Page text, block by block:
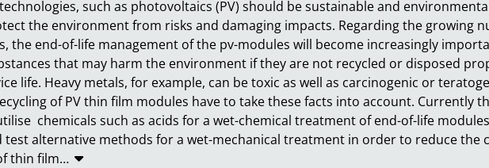
such as photovoltaics (PV) should be sustainable and
the environment from risks and damaging impacts. Regarding the growing
the end-of-life management of the pv-modules will become increasingly
that may harm the environment if they are not recycled or disposed
life. Heavy metals, for example, can be toxic as well as carcinogenic or
of PV thin film modules have to take these facts into account. Currently
chemicals such as acids for a wet-chemical treatment of end-of-life
test alternative methods for a wet-mechanical treatment in order to reduce the
thin film…